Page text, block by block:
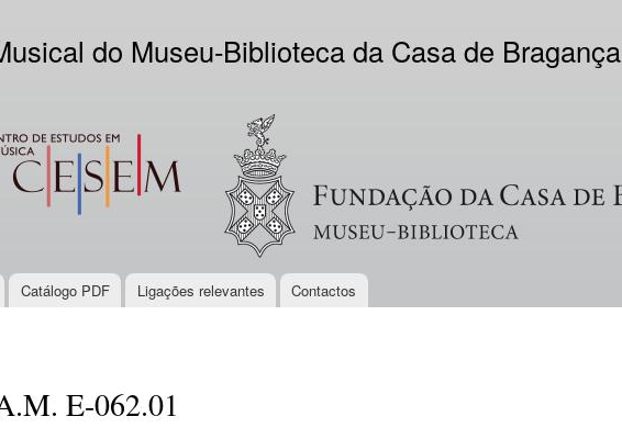
content
do Museu-Biblioteca da Casa de Bragança
Logo VV
Catálogo PDF Ligações relevantes Contactos
E-062.01